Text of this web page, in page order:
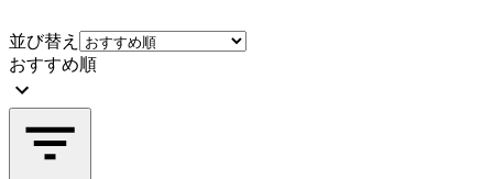
並び替え
おすすめ順